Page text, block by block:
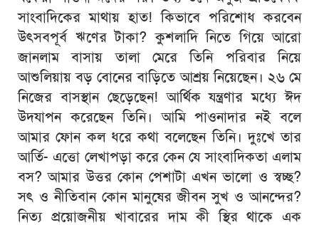
সাংবাদিকের মাথায় হাত! কিভাবে পরিশোধ করবেন
উৎসবপূর্ব ঋণের টাকা? কুশলাদি নিতে গিয়ে আরো
জানলাম বাসায় তালা মেরে তিনি পরিবার নিয়ে
আশুলিয়ায় বড় বোনের বাড়িতে আশ্রয় নিয়েছেন। ২৬ মে
নিজের বাসস্থান ছেড়েছেন! আর্থিক যন্ত্রণার মধ্যে ঈদ
উদযাপন করেছেন তিনি। আমি পাওনাদার নই বলে
আমার ফোন কল ধরে কথা বলেছেন তিনি। দুঃখে তার
আর্তি- এত্তো লেখাপড়া করে কেন যে সাংবাদিকতা এলাম
বস? আমার উত্তর কোন পেশাটা এখন ভালো ও স্বচ্ছ?
সৎ ও নীতিবান কোন মানুষের জীবন সুখ ও আনন্দের?
নিত্য প্রয়োজনীয় খাবারের দাম কী স্থির থাকে এক